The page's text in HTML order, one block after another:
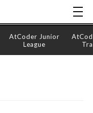
AtCoder Junior
League